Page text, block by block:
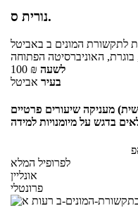
נורית ס.
לתקשורת המונים ב באביטל
האוניברסיטה הפתוחה
100 ₪ לשעה
בעיר אביטל
מעניקה שיעורים פרטיים
בדגש על מיומנויות למידה
לפרופיל המלא
אונליין
פרונטלי